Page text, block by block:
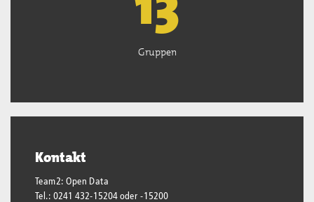
Gruppen
Kontakt
Team2: Open Data
Tel.: 0241 432-15204 oder -15200